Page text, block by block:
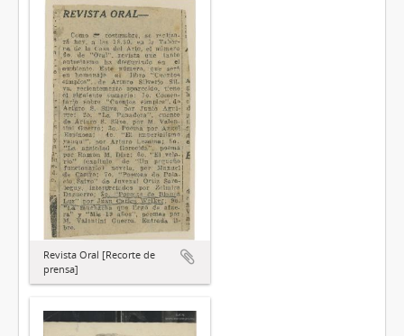
Revista Oral [Recorte de
prensa]